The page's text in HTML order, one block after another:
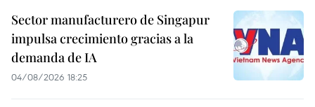
Sector manufacturero de Singapur
impulsa crecimiento gracias a la
demanda de IA
04/08/2026 18:25